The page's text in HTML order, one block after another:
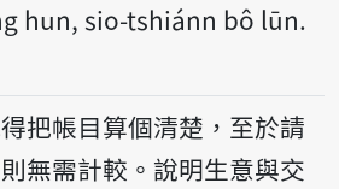
hun, sio-tshiánn bô lūn.
Bé-bē sǹg hun, sio-tshiánn
把帳目算個清楚，至於請
無需計較。說明生意與交